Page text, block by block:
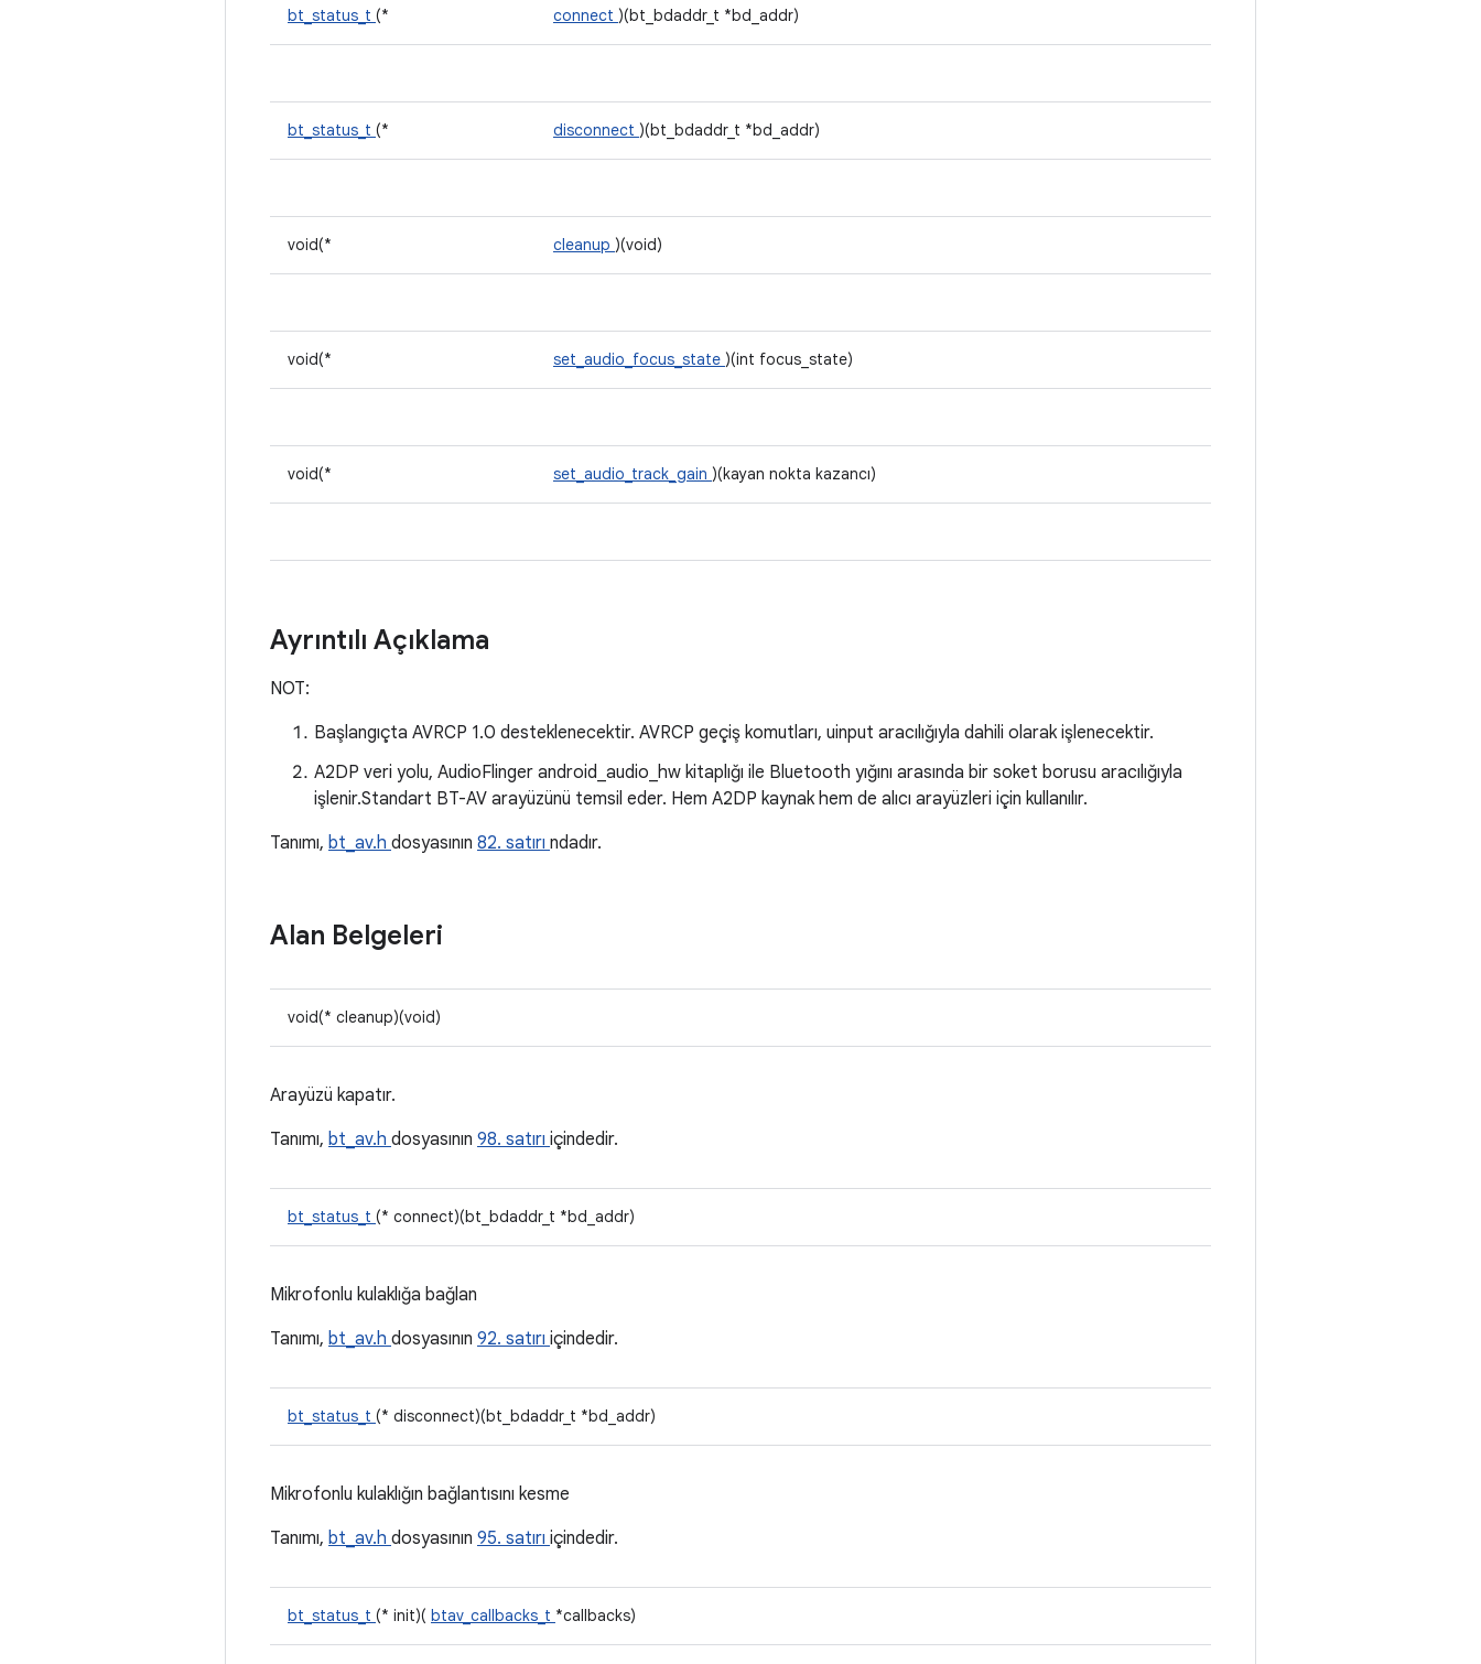
bt_status_t (* connect )(bt_bdaddr_t *bd_addr)
bt_status_t (* disconnect )(bt_bdaddr_t *bd_addr)
void(* cleanup )(void)
void(* set_audio_focus_state )(int focus_state)
void(* set_audio_track_gain )(kayan nokta kazancı)
Ayrıntılı Açıklama
NOT:
Başlangıçta AVRCP 1.0 desteklenecektir. AVRCP geçiş komutları, uinput aracılığıyla dahili olarak işlenecektir.
A2DP veri yolu, AudioFlinger android_audio_hw kitaplığı ile Bluetooth yığını arasında bir soket borusu aracılığıyla
işlenir.Standart BT-AV arayüzünü temsil eder. Hem A2DP kaynak hem de alıcı arayüzleri için kullanılır.
Tanımı, bt_av.h dosyasının 82. satırı ndadır.
Alan Belgeleri
void(* cleanup)(void)
Arayüzü kapatır.
Tanımı, bt_av.h dosyasının 98. satırı içindedir.
bt_status_t (* connect)(bt_bdaddr_t *bd_addr)
Mikrofonlu kulaklığa bağlan
Tanımı, bt_av.h dosyasının 92. satırı içindedir.
bt_status_t (* disconnect)(bt_bdaddr_t *bd_addr)
Mikrofonlu kulaklığın bağlantısını kesme
Tanımı, bt_av.h dosyasının 95. satırı içindedir.
bt_status_t (* init)( btav_callbacks_t *callbacks)